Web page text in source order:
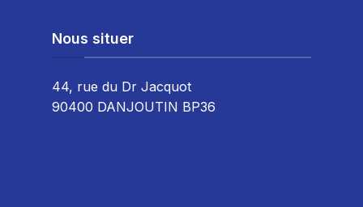
Nous situer
44, rue du Dr Jacquot
90400 DANJOUTIN BP36